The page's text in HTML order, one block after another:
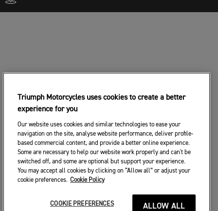
Triumph Motorcycles uses cookies to create a better
experience for you
Our website uses cookies and similar technologies to ease your
navigation on the site, analyse website performance, deliver profile-
based commercial content, and provide a better online experience.
Some are necessary to help our website work properly and can't be
switched off, and some are optional but support your experience.
You may accept all cookies by clicking on “Allow all” or adjust your
cookie preferences. Cookie Policy
ALLOW ALL
COOKIE PREFERENCES